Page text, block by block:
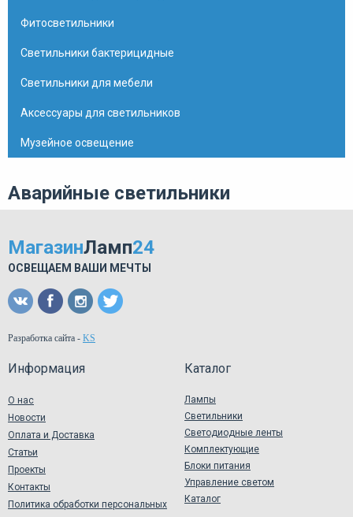
Фитосветильники
Светильники бактерицидные
Светильники для мебели
Аксессуары для светильников
Музейное освещение
Аварийные светильники
МагазинЛамп24
ОСВЕЩАЕМ ВАШИ МЕЧТЫ
Разработка сайта - KS
Информация
О нас
Новости
Оплата и Доставка
Статьи
Проекты
Контакты
Политика обработки персональных
Каталог
Лампы
Светильники
Светодиодные ленты
Комплектующие
Блоки питания
Управление светом
Каталог